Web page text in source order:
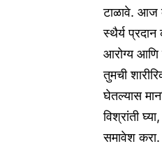
टाळावे. आज
स्थैर्य
आरोग्य आणि
तुमची
घेतल्यास
विश्रांती
समावेश करा.